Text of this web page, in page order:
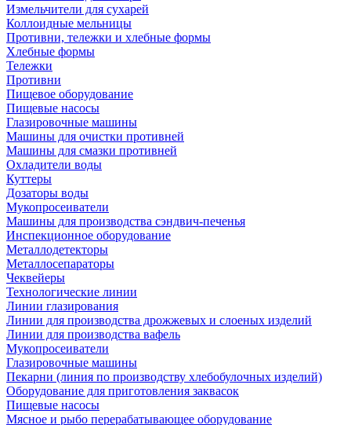
Измельчители для сухарей
Коллоидные мельницы
Противни, тележки и хлебные формы
Хлебные формы
Тележки
Противни
Пищевое оборудование
Пищевые насосы
Глазировочные машины
Машины для очистки противней
Машины для смазки противней
Охладители воды
Куттеры
Дозаторы воды
Мукопросеиватели
Машины для производства сэндвич-печенья
Инспекционное оборудование
Металлодетекторы
Металлосепараторы
Чеквейеры
Технологические линии
Линии глазирования
Линии для производства дрожжевых и слоеных изделий
Линии для производства вафель
Мукопросеиватели
Глазировочные машины
Пекарни (линия по производству хлебобулочных изделий)
Оборудование для приготовления заквасок
Пищевые насосы
Мясное и рыбо перерабатывающее оборудование